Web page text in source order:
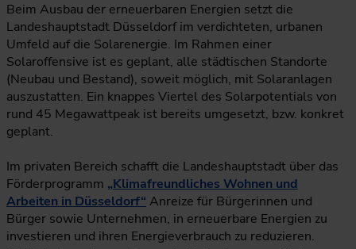
Beim Ausbau der erneuerbaren Energien setzt die
Landeshauptstadt Düsseldorf im verdichteten, urbanen
Umfeld auf die Solarenergie. Im Rahmen einer
Solaroffensive ist es geplant, alle städtischen Standorte
(Neubau und Bestand), soweit möglich, mit Solaranlagen
auszustatten. Ein knappes Viertel des Solarpotentials von
rund 45 Megawattpeak ist bereits umgesetzt, bzw. konkret
geplant.
Im privaten Bereich schafft die Landeshauptstadt über das
Förderprogramm „Klimafreundliches Wohnen und
Arbeiten in Düsseldorf“ Anreize für Bürgerinnen und
Bürger sowie Unternehmen, in erneuerbare Energien zu
investieren und ihren Energieverbrauch zu reduzieren.